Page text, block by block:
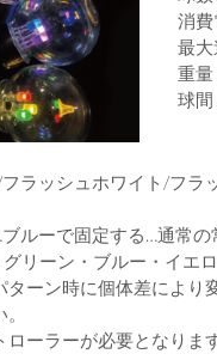
消
最
重
球間
ラッシュホワイト/フ
ルーで固定する…通常の
リーン・ブルー・イエ
ーン時に個体差により
ーラーが必要となります